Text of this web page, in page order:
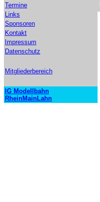
Termine
Links
Sponsoren
Kontakt
Impressum
Datenschutz
Mitgliederbereich
IG Modellbahn
RheinMainLahn